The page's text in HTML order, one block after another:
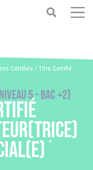
Certifiés /Titre Certifié
5 - BAC +2]
*